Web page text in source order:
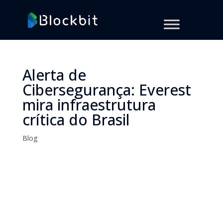
Alerta de
Cibersegurança: Everest
mira infraestrutura
crítica do Brasil
Blog